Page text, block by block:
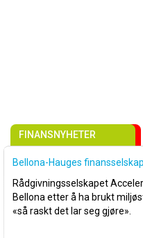
FINANSNYHETER
Bellona-Hauges
Rådgivningsselskapet
Bellona etter å ha brukt
«så raskt det lar seg gjøre».